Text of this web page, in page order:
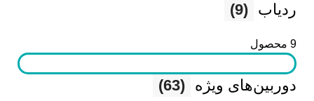
ردیاب (9)
9 محصول
دوربین‌های ویژه (63)